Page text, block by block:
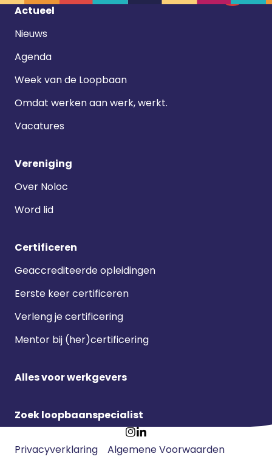
Footer
Actueel
Nieuws
Agenda
Week van de Loopbaan
Omdat werken aan werk, werkt.
Vacatures
Vereniging
Over Noloc
Word lid
Certificeren
Geaccrediteerde opleidingen
Eerste keer certificeren
Verleng je certificering
Mentor bij (her)certificering
Alles voor werkgevers
Zoek loopbaanspecialist
GaGa
Footer
Privacyverklaring
Algemene Voorwaarden